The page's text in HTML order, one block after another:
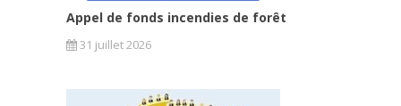
Appel de fonds incendies de forêt
31 juillet 2026